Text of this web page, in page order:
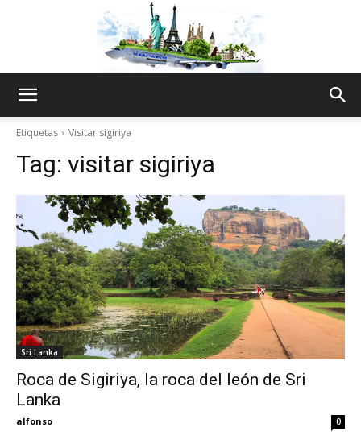
World
Thru
My
Etiquetas Visitar sigiriya
Tag: visitar sigiriya
Sri Lanka
Roca de Sigiriya, la roca del león de Sri
Lanka
alfonso 0